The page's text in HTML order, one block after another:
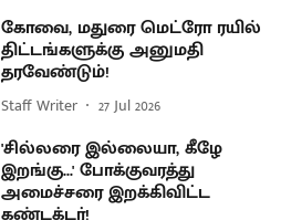
கோவை, மதுரை மெட்ரோ ரயில்
திட்டங்களுக்கு அனுமதி
தரவேண்டும்!
Staff Writer 27 Jul 2026
'சில்லரை இல்லையா, கீழே
இறங்கு...' போக்குவரத்து
அமைச்சரை இறக்கிவிட்ட